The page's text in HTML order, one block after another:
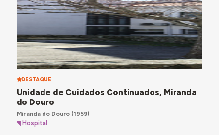
DESTAQUE
Unidade de Cuidados Continuados, Miranda
do Douro
Miranda do Douro(1959)
Hospital